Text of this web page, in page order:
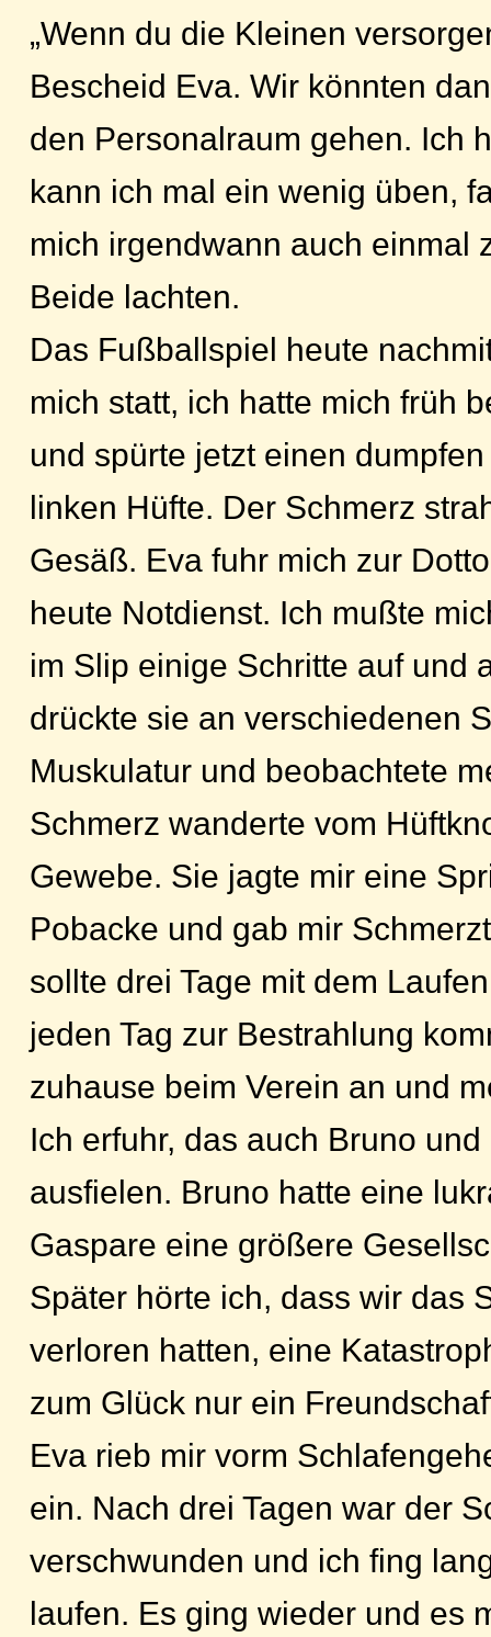
„Wenn du die Kleinen
Bescheid Eva. Wir könnten
den Personalraum gehen. Ich
kann ich mal ein wenig üben,
mich irgendwann auch einmal
Beide lachten.
Das Fußballspiel heute
mich statt, ich hatte mich früh
und spürte jetzt einen
linken Hüfte. Der Schmerz
Gesäß. Eva fuhr mich zur
heute Notdienst. Ich mußte
im Slip einige Schritte auf und
drückte sie an verschiedenen
Muskulatur und beobachtete
Schmerz wanderte vom
Gewebe. Sie jagte mir eine
Pobacke und gab mir
sollte drei Tage mit dem
jeden Tag zur Bestrahlung
zuhause beim Verein an und
Ich erfuhr, das auch Bruno
ausfielen. Bruno hatte eine
Gaspare eine größere
Später hörte ich, dass wir das
verloren hatten, eine
zum Glück nur ein
Eva rieb mir vorm
ein. Nach drei Tagen war der
verschwunden und ich fing
laufen. Es ging wieder und es